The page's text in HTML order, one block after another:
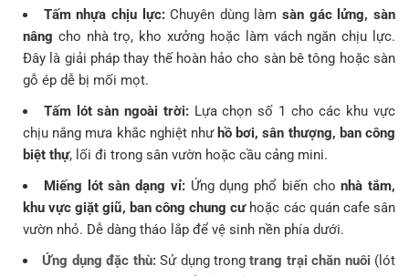
Tấm nhựa chịu lực:Chuyên dùng làmsàn gác lửng, sàn
nâng cho nhà trọ, kho xưởng hoặc làm vách ngăn chịu lực.
Đây là giải pháp thay thế hoàn hảo cho sàn bê tông hoặc sàn
gỗ ép dễ bị mối mọt.
Tấm lót sàn ngoài trời:Lựa chọn số 1 cho các khu vực
chịu nắng mưa khắc nghiệt như hồ bơi, sân thượng, ban công
biệt thự, lối đi trong sân vườn hoặc cầu cảng mini.
Miếng lót sàn dạng vỉ:Ứng dụng phổ biến chonhà tắm,
khu vực giặt giũ, ban công chung cưhoặc các quán cafe sân
vườn nhỏ. Dễ dàng tháo lắp để vệ sinh nền phía dưới.
Ứng dụng đặc thù:Sử dụng trongtrang trại chăn nuôi (lót